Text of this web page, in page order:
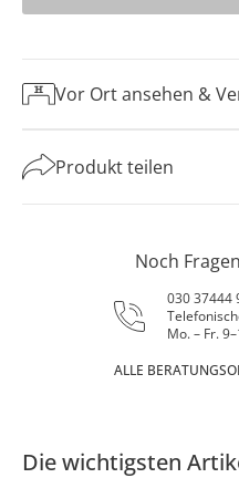
Vor Ort ansehen &
Produkt teilen
Noch
030 37444
Mo. – Fr.
ALLE
Die wichtigsten